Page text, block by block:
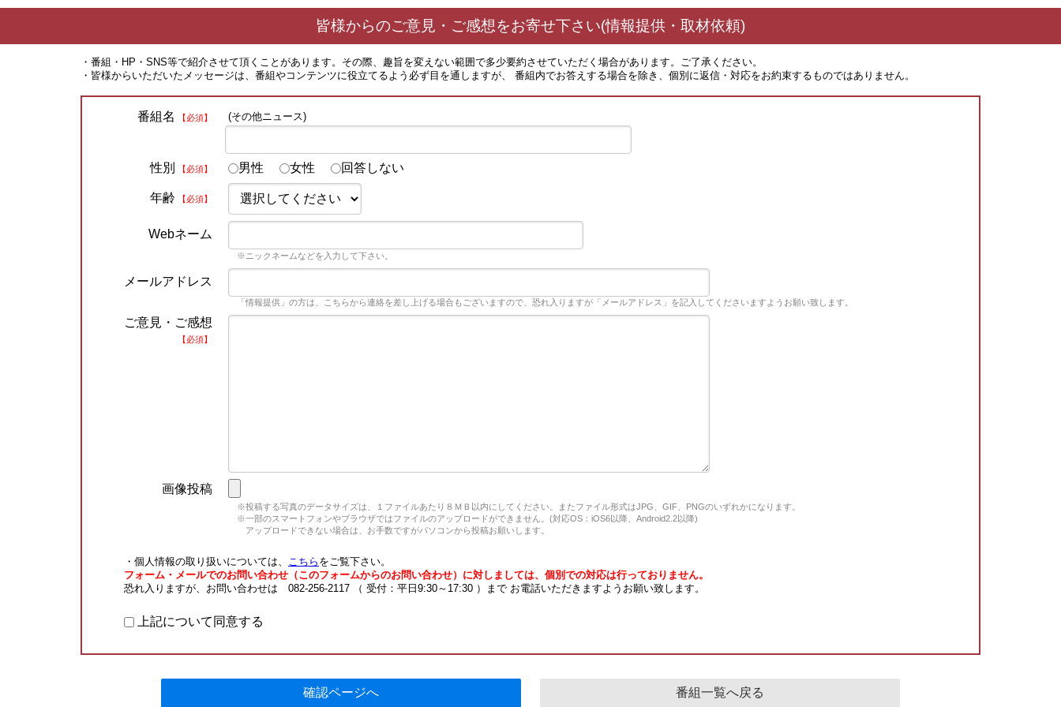
皆様からのご意見・ご感想をお寄せ下さい(情報提供・取材依頼)
・番組・HP・SNS等で紹介させて頂くことがあります。その際、趣旨を変えない範囲で多少要約させていただく場合があります。ご了承ください。
・皆様からいただいたメッセージは、番組やコンテンツに役立てるよう必ず目を通しますが、 番組内でお答えする場合を除き、個別に返信・対応をお約束するものではありません。
番組名 【必須】 (その他ニュース)
性別 【必須】 男性 女性 回答しない
年齢 【必須】
Webネーム
※ニックネームなどを入力して下さい。
メールアドレス
「情報提供」の方は、こちらから連絡を差し上げる場合もございますので、恐れ入りますが「メールアドレス」を記入してくださいますようお願い致します。
ご意見・ご感想
【必須】
画像投稿
※投稿する写真のデータサイズは、１ファイルあたり８ＭＢ以内にしてください。またファイル形式はJPG、GIF、PNGのいずれかになります。
※一部のスマートフォンやブラウザではファイルのアップロードができません。(対応OS：iOS6以降、Android2.2以降)
アップロードできない場合は、お手数ですがパソコンから投稿お願いします。
・個人情報の取り扱いについては、 こちら をご覧下さい。
フォーム・メールでのお問い合わせ（このフォームからのお問い合わせ）に対しましては、個別での対応は行っておりません。
恐れ入りますが、お問い合わせは 082-256-2117 （ 受付：平日9:30～17:30 ）まで お電話いただきますようお願い致します。
上記について同意する
確認ページへ 番組一覧へ戻る